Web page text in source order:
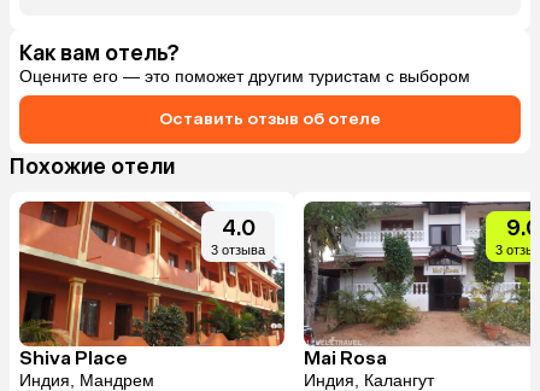
Как вам отель?
Оцените его — это поможет другим туристам с выбором
Оставить отзыв об отеле
Похожие отели
4.0
3 отзыва
Shiva Place
Индия, Мандрем
9.0
3
Mai Rosa
Индия, Калангут